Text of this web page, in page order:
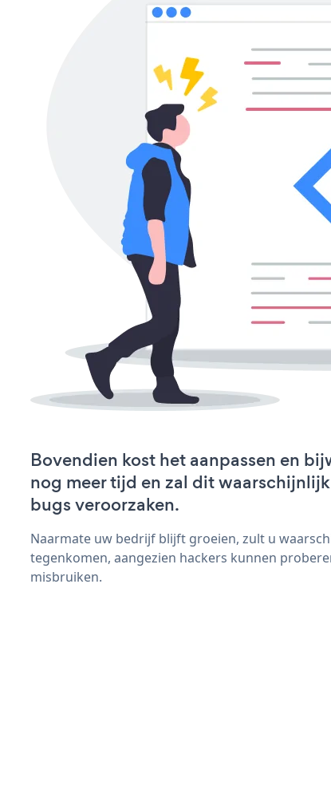
Bovendien kost het aanpassen en
nog meer tijd en zal dit
bugs veroorzaken.
Naarmate uw bedrijf blijft groeien, zult u
tegenkomen, aangezien hackers kunnen
misbruiken.